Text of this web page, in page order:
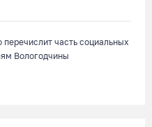
часть социальных
Вологодчины